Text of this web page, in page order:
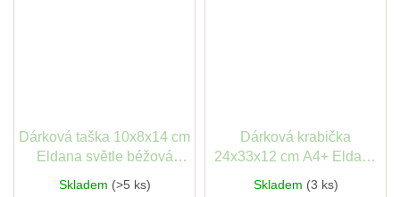
Dárková taška 10x8x14 cm
Eldana světle béžová
Skladem (>5 ks)
Dárková krabička
24x33x12 cm A4+ Eldana
Skladem (3 ks)